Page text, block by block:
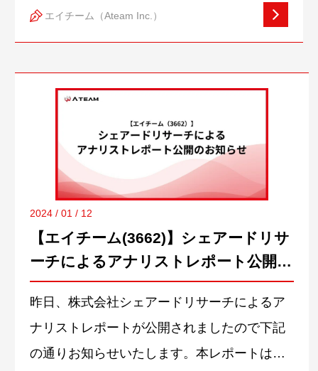
開催します！ STUDIO Workshop & Meetup
古屋で開催決定！ STUDIO Inc.は、コードを
エイチーム（Ateam Inc.）
2024 / 01 / 12
【エイチーム(3662)】シェアードリサ
ーチによるアナリストレポート公開の
お知らせ
昨日、株式会社シェアードリサーチによるア
ナリストレポートが公開されましたので下記
の通りお知らせいたします。本レポートは、